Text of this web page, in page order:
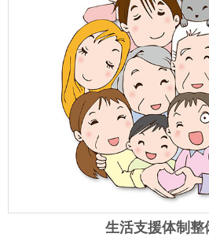
生活支援体制整